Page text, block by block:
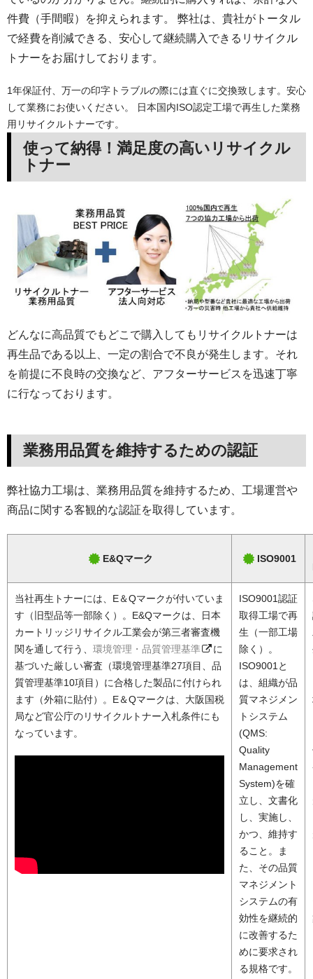
件費（手間暇）を抑えられます。 弊社は、貴社がトータル
で経費を削減できる、安心して継続購入できるリサイクル
トナーをお届けしております。
1年保証付、万一の印字トラブルの際には直ぐに交換致します。安心
して業務にお使いください。 日本国内ISO認定工場で再生した業務
用リサイクルトナーです。
使って納得！満足度の高いリサイクル
トナー
どんなに高品質でもどこで購入してもリサイクルトナーは
再生品である以上、一定の割合で不良が発生します。それ
を前提に不良時の交換など、アフターサービスを迅速丁寧
に行なっております。
業務用品質を維持するための認証
弊社協力工場は、業務用品質を維持するため、工場運営や
商品に関する客観的な認証を取得しています。
E&Qマーク ISO9001
当社再生トナーには、E＆Qマークが付いていま
す（旧型品等一部除く）。E&Qマークは、日本
カートリッジリサイクル工業会が第三者審査機
関を通して行う、 環境管理・品質管理基準
に
基づいた厳しい審査（環境管理基準27項目、品
質管理基準10項目）に合格した製品に付けられ
ます（外箱に貼付）。E＆Qマークは、大阪国税
局など官公庁のリサイクルトナー入札条件にも
なっています。
ISO9001認証
取得工場で再
生（一部工場
除く）。
ISO9001と
は、組織が品
質マネジメン
トシステム
(QMS:
Quality
Management
System)を確
立し、文書化
し、実施し、
かつ、維持す
ること。ま
た、その品質
マネジメント
システムの有
効性を継続的
に改善するた
めに要求され
る規格です。